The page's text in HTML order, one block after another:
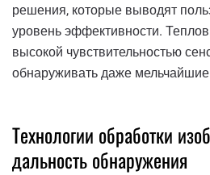
решения, которые выводят
уровень эффективности.
высокой чувствительностью
обнаруживать даже мельчайшие
Технологии обработки
дальность обнаружения